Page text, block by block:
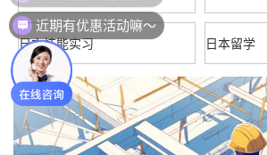
日本技能实习 日本留学
近期有优惠活动嘛～